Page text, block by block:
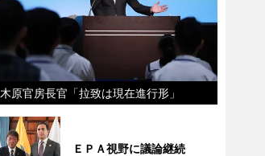
木原官房長官「拉致は現在進行形」
ＥＰＡ視野に議論継続